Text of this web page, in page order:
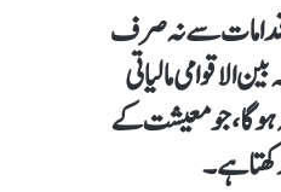
اقدامات سے نہ صرف
الاقوامی مالیاتی
ہوگا، جو معیشت کے
ہے۔